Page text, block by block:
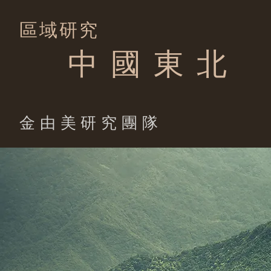
區域研究
中 國 東 北
​金由美研究團隊